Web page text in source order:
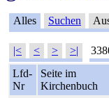
Alles Suchen
|< < > >|
Lfd-
Nr
Seite im
Kirchenbuch